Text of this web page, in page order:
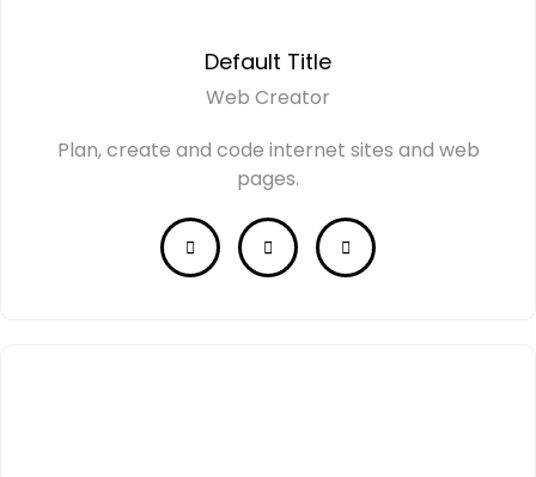
Default Title
Web Creator
Plan, create and code internet sites and web
pages.